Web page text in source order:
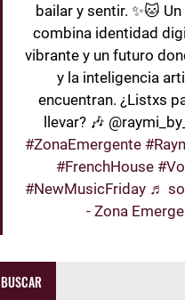
bailar y sentir. ✨🐱
combina identidad
vibrante y un futuro
y la inteligencia
encuentran. ¿Listxs
llevar? 🎶
#ZonaEmergente
#FrenchHouse
#NewMusicFriday ♬
- Zona
BUSCAR